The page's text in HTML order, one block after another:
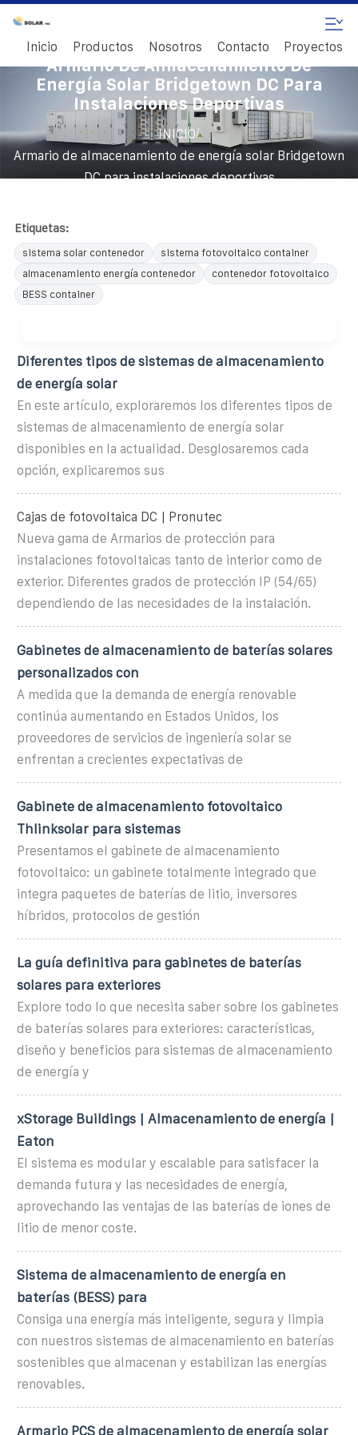
Inicio Productos Nosotros Contacto Proyectos
Armario De Almacenamiento De
Energía Solar Bridgetown DC Para
Instalaciones Deportivas
INICIO/
Armario de almacenamiento de energía solar Bridgetown
DC para instalaciones deportivas
Etiquetas:
sistema solar contenedor
sistema fotovoltaico container
almacenamiento energía contenedor
contenedor fotovoltaico
BESS container
Diferentes tipos de sistemas de almacenamiento
de energía solar
En este artículo, exploraremos los diferentes tipos de
sistemas de almacenamiento de energía solar
disponibles en la actualidad. Desglosaremos cada
opción, explicaremos sus
Cajas de fotovoltaica DC | Pronutec
Nueva gama de Armarios de protección para
instalaciones fotovoltaicas tanto de interior como de
exterior. Diferentes grados de protección IP (54/65)
dependiendo de las necesidades de la instalación.
Gabinetes de almacenamiento de baterías solares
personalizados con
A medida que la demanda de energía renovable
continúa aumentando en Estados Unidos, los
proveedores de servicios de ingeniería solar se
enfrentan a crecientes expectativas de
Gabinete de almacenamiento fotovoltaico
Thlinksolar para sistemas
Presentamos el gabinete de almacenamiento
fotovoltaico: un gabinete totalmente integrado que
integra paquetes de baterías de litio, inversores
híbridos, protocolos de gestión
La guía definitiva para gabinetes de baterías
solares para exteriores
Explore todo lo que necesita saber sobre los gabinetes
de baterías solares para exteriores: características,
diseño y beneficios para sistemas de almacenamiento
de energía y
xStorage Buildings | Almacenamiento de energía |
Eaton
El sistema es modular y escalable para satisfacer la
demanda futura y las necesidades de energía,
aprovechando las ventajas de las baterías de iones de
litio de menor coste.
Sistema de almacenamiento de energía en
baterías (BESS) para
Consiga una energía más inteligente, segura y limpia
con nuestros sistemas de almacenamiento en baterías
sostenibles que almacenan y estabilizan las energías
renovables.
Armario PCS de almacenamiento de energía solar